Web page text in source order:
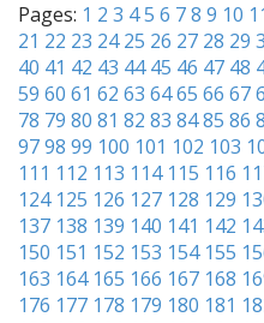
Pages: 1 2 3 45 6 78 9 10
21 22 23 24 25 26 27 28 29
40 41 42 43 44 45 46 47 48
59 60 61 62 63 6465 66 67
78 79 80 81 82 83 8485 86
9798 99 100 101 102 103
111 112 113 114 115 116
124 125 126 127 128 129
137 138 139 140 141 142
150 151 152 153 154 155
163 164 165 166 167 168
176 177 178 179 180 181